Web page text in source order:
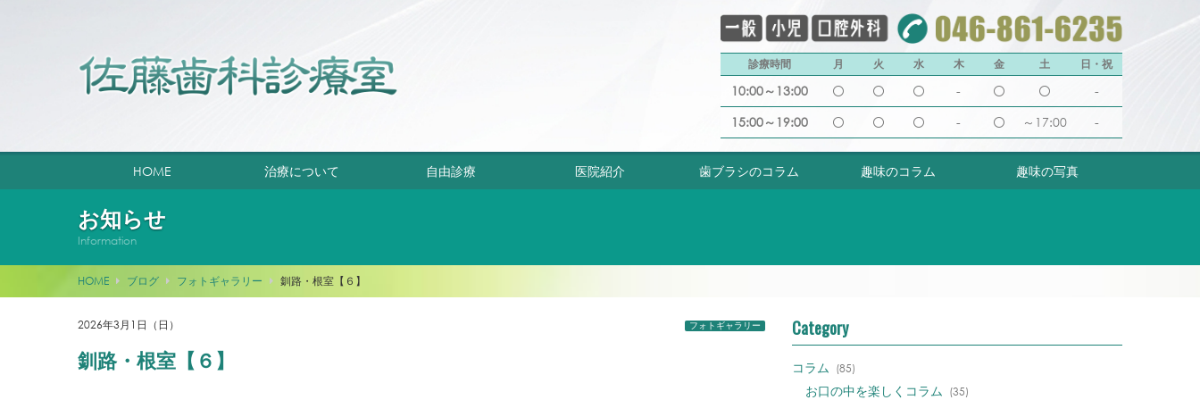
診療時間 月 火 水 木 金 土 日・祝
10:00～13:00 -
-
15:00～19:00
- ～17:00 -
HOME 治療について 自由診療 医院紹介 歯ブラシのコラム 趣味のコラム 趣味の写真
お知らせ
Information
HOME ブログ フォトギャラリー 釧路・根室【６】
2026年3月1日（日） フォトギャラリー
釧路・根室【６】
Category
コラム (85)
お口の中を楽しくコラム (35)